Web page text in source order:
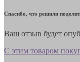
Спасибо, что решили
Ваш отзыв будет
С этим товаром